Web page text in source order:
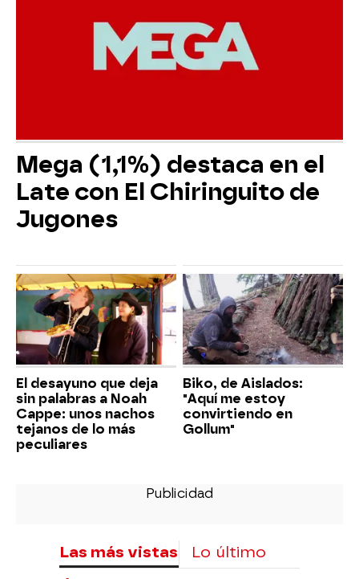
Mega (1,1%) destaca en el
Late con El Chiringuito de
Jugones
El desayuno que deja
sin palabras a Noah
Cappe: unos nachos
tejanos de lo más
peculiares
Biko, de Aislados:
"Aquí me estoy
convirtiendo en
Gollum"
Las más vistas Lo último